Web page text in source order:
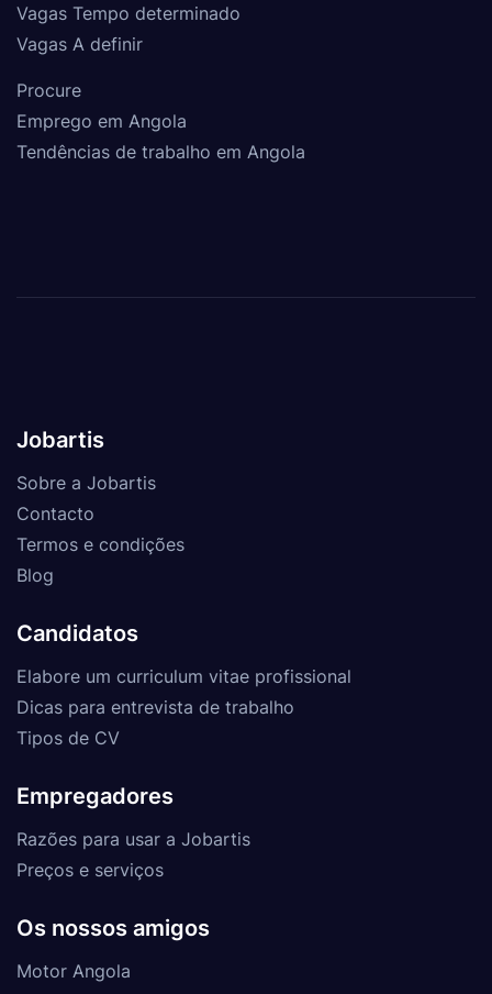
Vagas Tempo determinado
Vagas A definir
Procure
Emprego em Angola
Tendências de trabalho em Angola
Jobartis
Sobre a Jobartis
Contacto
Termos e condições
Blog
Candidatos
Elabore um curriculum vitae profissional
Dicas para entrevista de trabalho
Tipos de CV
Empregadores
Razões para usar a Jobartis
Preços e serviços
Os nossos amigos
Motor Angola